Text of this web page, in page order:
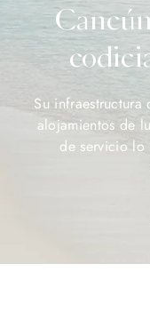
Su
alojamientos de
de servicio lo